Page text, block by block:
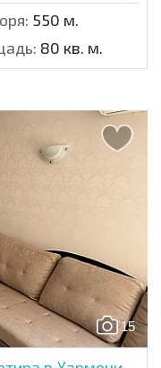
550 м.
80 кв. м.
15